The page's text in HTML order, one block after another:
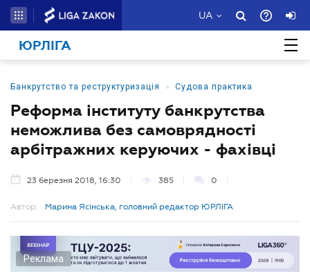
UA
ЮРЛІГА
Банкрутство та реструктуризація • Судова практика
Реформа інституту банкрутства
неможлива без самоврядності
арбітражних керуючих - фахівці
23 березня 2018, 16:30 385 0
Автор: Марина Ясінська, головний редактор ЮРЛІГА
Реклама